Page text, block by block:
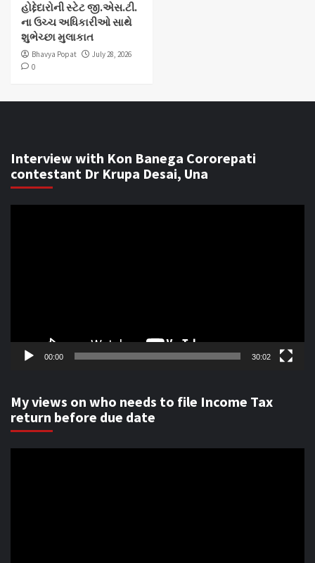
હોદ્દેદારોની સ્ટેટ જી.એસ.ટી.
ના ઉચ્ચ અધિકારીઓ સાથે
શુભેચ્છા મુલાકાત
Bhavya Popat
July 28, 2026
0
Interview with Kon Banega Cororepati
contestant Dr Krupa Desai, Una
00:00 30:02
My views on who needs to file Income Tax
return before due date